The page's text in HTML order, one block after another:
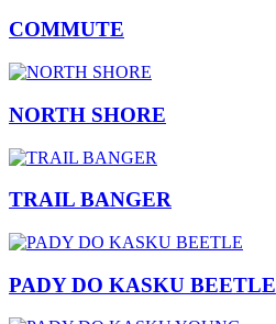
COMMUTE
NORTH SHORE
TRAIL BANGER
PADY DO KASKU BEETLE